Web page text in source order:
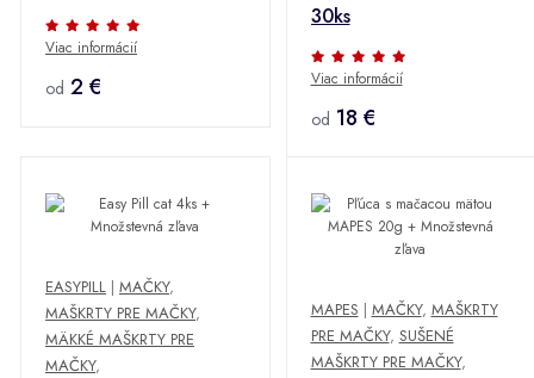
Množstevná zľava
Viac informácií
od 2 €
30ks
Viac informácií
od 18 €
EASYPILL | MAČKY,
MAŠKRTY PRE MAČKY,
MÄKKÉ MAŠKRTY PRE
MAČKY,
MAPES | MAČKY, MAŠKRTY
PRE MAČKY, SUŠENÉ
MAŠKRTY PRE MAČKY,